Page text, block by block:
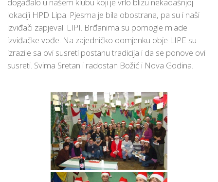
događalo u našem klubu koji je vrlo blizu nekadašnjoj
lokaciji HPD Lipa. Pjesma je bila obostrana, pa su i naši
izviđači zapjevali LIPI. Brđanima su pomogle mlade
izviđačke vođe. Na zajedničko domjenku obje LIPE su
izrazile sa ovi susreti postanu tradicija i da se ponove ovi
susreti. Svima Sretan i radostan Božić i Nova Godina.